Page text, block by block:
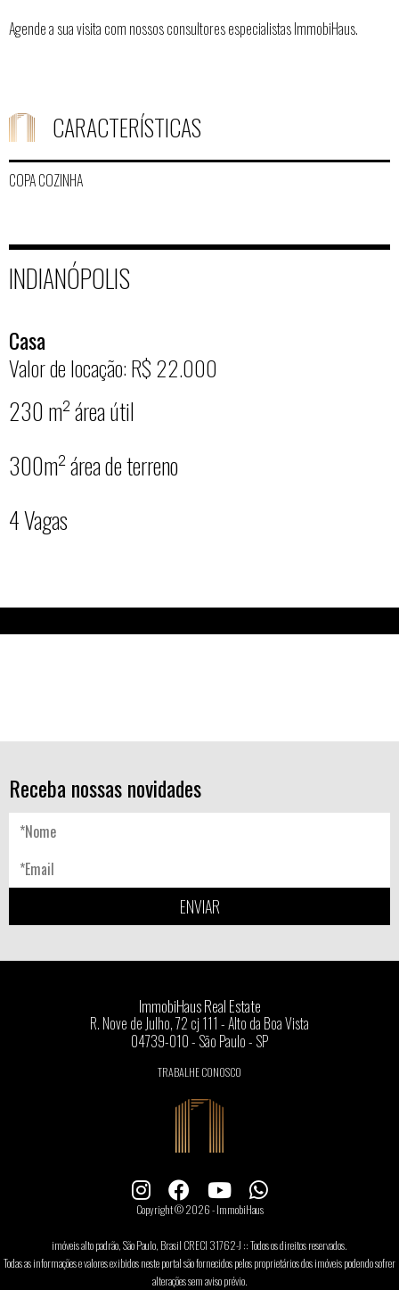
Agende a sua visita com nossos consultores especialistas ImmobiHaus.
CARACTERÍSTICAS
COPA COZINHA
INDIANÓPOLIS
Casa
Valor de locação: R$ 22.000
230 m² área útil
300m² área de terreno
4 Vagas
Receba nossas novidades
ENVIAR
ImmobiHaus Real Estate
R. Nove de Julho, 72 cj 111 - Alto da Boa Vista
04739-010 - São Paulo - SP
TRABALHE CONOSCO
Copyright © 2026 - ImmobiHaus
imóveis alto padrão, São Paulo, Brasil CRECI 31762-J :: Todos os direitos reservados.
Todas as informações e valores exibidos neste portal são fornecidos pelos proprietários dos imóveis podendo sofrer
alterações sem aviso prévio.